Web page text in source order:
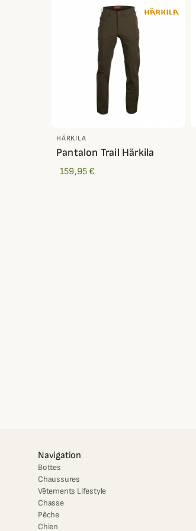
HÄRKILA
Pantalon Trail Härkila
159,95 €
Navigation
Bottes
Chaussures
Vêtements Lifestyle
Chasse
Pêche
Chien